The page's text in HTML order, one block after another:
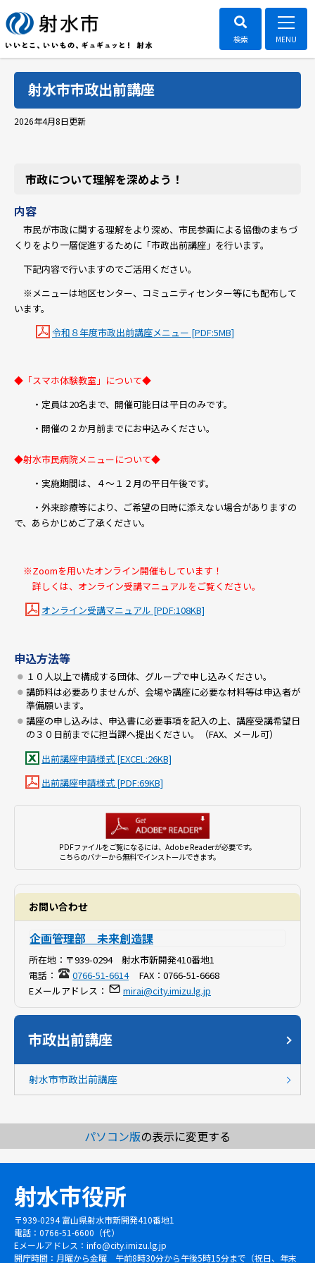
射水市市政出前講座
2026年4月8日更新
市政について理解を深めよう！
内容
市民が市政に関する理解をより深め、市民参画による協働のまちづ
くりをより一層促進するために「市政出前講座」を行います。
下記内容で行いますのでご活用ください。
※メニューは地区センター、コミュニティセンター等にも配布して
います。
令和８年度市政出前講座メニュー [PDF:5MB]
◆「スマホ体験教室」について◆
・定員は20名まで、開催可能日は平日のみです。
・開催の２か月前までにお申込みください。
◆射水市民病院メニューについて◆
・実施期間は、４～１２月の平日午後です。
・外来診療等により、ご希望の日時に添えない場合がありますの
で、あらかじめご了承ください。
※Zoomを用いたオンライン開催もしています！
詳しくは、オンライン受講マニュアルをご覧ください。
オンライン受講マニュアル [PDF:108KB]
申込方法等
１０人以上で構成する団体、グループで申し込みください。
講師料は必要ありませんが、会場や講座に必要な材料等は申込者が
準備願います。
講座の申し込みは、申込書に必要事項を記入の上、講座受講希望日
の３０日前までに担当課へ提出ください。（FAX、メール可）
出前講座申請様式 [EXCEL:26KB]
出前講座申請様式 [PDF:69KB]
PDFファイルをご覧になるには、Adobe Readerが必要です。
こちらのバナーから無料でインストールできます。
お問い合わせ
企画管理部 未来創造課
所在地： 〒939-0294 射水市新開発410番地1
電話：
0766-51-6614FAX： 0766-51-6668
Eメールアドレス：
mirai@city.imizu.lg.jp
市政出前講座
射水市市政出前講座
パソコン版の表示に変更する
射水市役所
〒939-0294 富山県射水市新開発410番地1
電話：0766-51-6600（代）
Eメールアドレス： info@city.imizu.lg.jp
開庁時間：月曜から金曜 午前8時30分から午後5時15分まで（祝日、年末